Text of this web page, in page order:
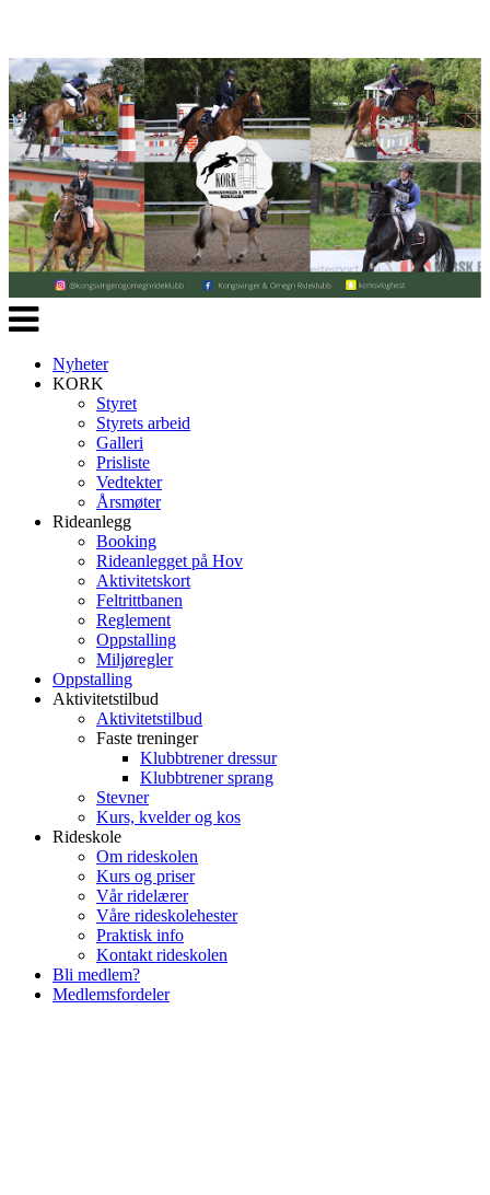
Veksle
navigasjon
Nyheter
KORK
Styret
Styrets arbeid
Galleri
Prisliste
Vedtekter
Årsmøter
Rideanlegg
Booking
Rideanlegget på Hov
Aktivitetskort
Feltrittbanen
Reglement
Oppstalling
Miljøregler
Oppstalling
Aktivitetstilbud
Aktivitetstilbud
Faste treninger
Klubbtrener dressur
Klubbtrener sprang
Stevner
Kurs, kvelder og kos
Rideskole
Om rideskolen
Kurs og priser
Vår ridelærer
Våre rideskolehester
Praktisk info
Kontakt rideskolen
Bli medlem?
Medlemsfordeler